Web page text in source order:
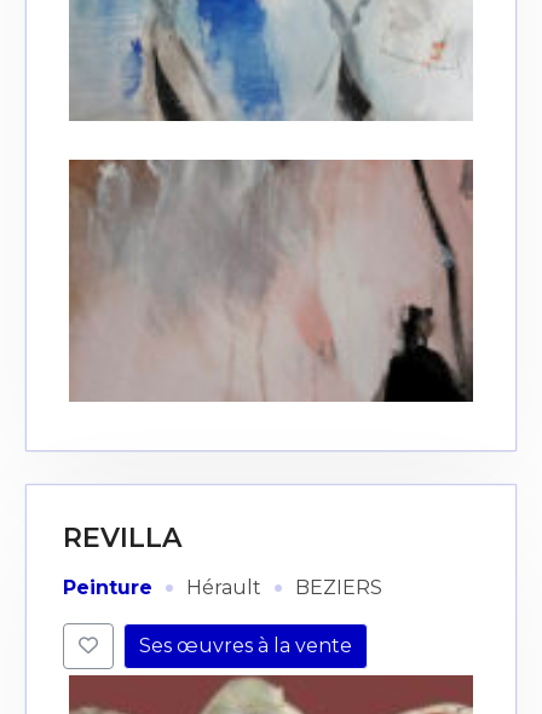
REVILLA
Peinture · Hérault · BEZIERS
Ses œuvres à la vente